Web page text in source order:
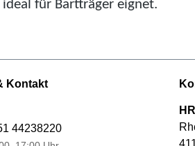
für Bartträger eignet.
Kontakt
44238220